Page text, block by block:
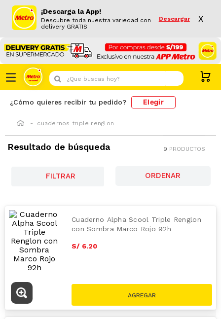
¡Descarga la App!
Descubre toda nuestra variedad con
delivery GRATIS
Descargar X
¿Que buscas hoy?
¿Cómo quieres recibir tu pedido? Elegir
cuadernos triple renglon
Resultado de búsqueda 9 PRODUCTOS
FILTRAR
Cuaderno Alpha Scool Triple Renglon
con Sombra Marco Rojo 92h
S/ 6.20